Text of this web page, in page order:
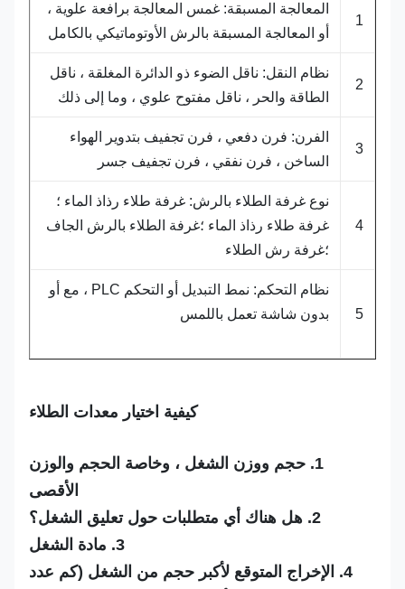
المعالجة المسبقة: غمس المعالجة برافعة علوية ،
أو المعالجة المسبقة بالرش الأوتوماتيكي بالكامل
نظام النقل: ناقل الضوء ذو الدائرة المغلقة ، ناقل
الطاقة والحر ، ناقل مفتوح علوي ، وما إلى ذلك
الفرن: فرن دفعي ، فرن تجفيف بتدوير الهواء
الساخن ، فرن نفقي ، فرن تجفيف جسر
نوع غرفة الطلاء بالرش: غرفة طلاء رذاذ الماء ؛
غرفة طلاء رذاذ الماء ؛غرفة الطلاء بالرش الجاف
؛غرفة رش الطلاء
نظام التحكم: نمط التبديل أو التحكم PLC ، مع أو
بدون شاشة تعمل باللمس
كيفية اختيار معدات الطلاء
1. حجم ووزن الشغل ، وخاصة الحجم والوزن
الأقصى
4. الإخراج المتوقع لأكبر حجم من الشغل (كم عدد